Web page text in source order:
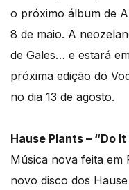
o próximo álbum de
8 de maio. A
de Gales… e estará
próxima edição do
no dia 13 de agosto.
Hause Plants – “Do
Música nova feita em
novo disco dos